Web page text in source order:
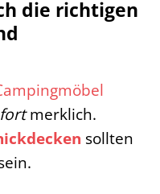
die richtigen
merklich.
sollten